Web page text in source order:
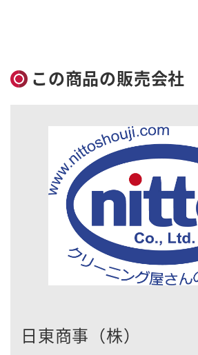
この商品の販売会社
日東商事（株）